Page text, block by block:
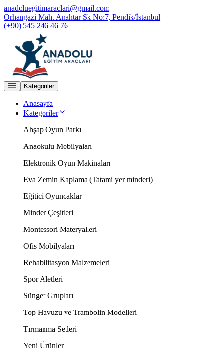
anadoluegitimaraclari@gmail.com
Orhangazi Mah. Anahtar Sk No:7, Pendik/İstanbul
(+90) 545 246 46 76
Kategoriler
Anasayfa
Kategoriler
Ahşap Oyun Parkı
Anaokulu Mobilyaları
Elektronik Oyun Makinaları
Eva Zemin Kaplama (Tatami yer minderi)
Eğitici Oyuncaklar
Minder Çeşitleri
Montessori Materyalleri
Ofis Mobilyaları
Rehabilitasyon Malzemeleri
Spor Aletleri
Sünger Grupları
Top Havuzu ve Trambolin Modelleri
Tırmanma Setleri
Yeni Ürünler